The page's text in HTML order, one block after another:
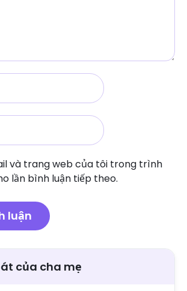
và trang web của tôi trong trình
lần bình luận tiếp theo.
của cha mẹ